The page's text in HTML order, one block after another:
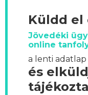
Küldd el
Jövedéki
online
a lenti adatlap
és